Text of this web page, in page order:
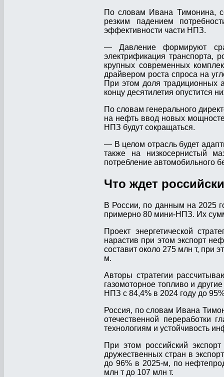
По словам Ивана Тимонина,
резким падением
эффективности части НПЗ.
— Давление формируют
электрификация транспорта,
крупных современных
драйвером роста спроса на
При этом доля традиционных
концу десятилетия опустится
По словам генерального
на нефть ввод новых
НПЗ будут сокращаться.
— В целом отрасль будет
также на низкосернистый
потребление автомобильного
Что ждет
В России, по данным на 2025
примерно 80 мини-НПЗ. Их
Проект энергетической
нарастив при этом экспорт
составит около 275 млн т, при
м.
Авторы стратегии
газомоторное топливо и
НПЗ с 84,4% в 2024 году до
Россия, по словам Ивана
отечественной переработки
технологиям и устойчивость
При этом российский
дружественных стран в
до 96% в 2025-м, по
млн т до 107 млн т.